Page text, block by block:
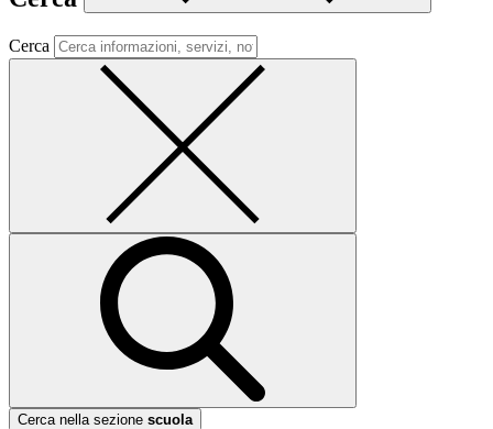
Cerca
Cerca nella sezione scuola